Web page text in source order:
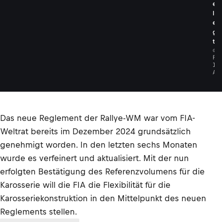
e
l
e
g
t
©
F
I
A
Das neue Reglement der Rallye-WM war vom FIA-
Weltrat bereits im Dezember 2024 grundsätzlich
genehmigt worden. In den letzten sechs Monaten
wurde es verfeinert und aktualisiert. Mit der nun
erfolgten Bestätigung des Referenzvolumens für die
Karosserie will die FIA die Flexibilität für die
Karosseriekonstruktion in den Mittelpunkt des neuen
Reglements stellen.